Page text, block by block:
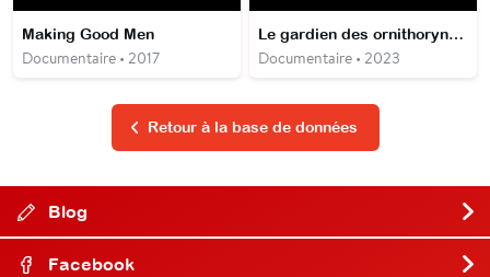
Making Good Men
Documentaire • 2017
Le gardien des ornithorynques
Documentaire • 2023
Retour à la base de données
Blog
Facebook